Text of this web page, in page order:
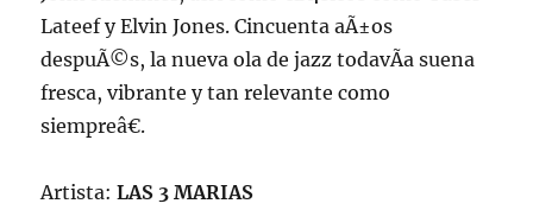
Lateef y Elvin Jones. Cincuenta aÃ±os
despuÃ©s, la nueva ola de jazz todavÃ­a suena
fresca, vibrante y tan relevante como
siempreâ€.
Artista:LAS 3 MARIAS